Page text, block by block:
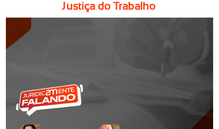
Justiça do Trabalho